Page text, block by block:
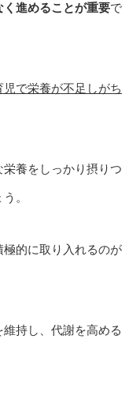
進めることが重要で
で栄養が不足しがち
養をしっかり摂りつ
。
的に取り入れるのが
持し、代謝を高める